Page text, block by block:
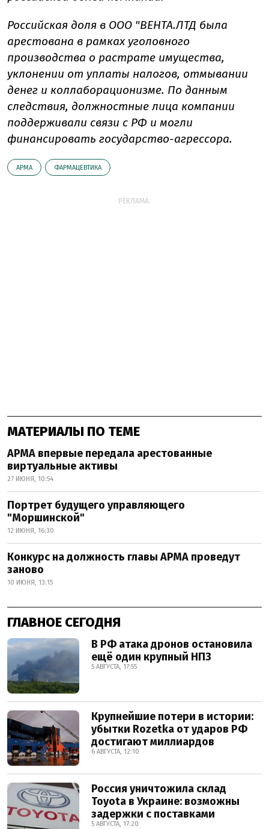
Российская доля в ООО "ВЕНТА.ЛТД была
арестована в рамках уголовного
производства о растрате имущества,
уклонении от уплаты налогов, отмывании
денег и коллаборационизме. По данным
следствия, должностные лица компании
поддерживали связи с РФ и могли
финансировать государство-агрессора.
АРМА ФАРМАЦЕВТИКА
РЕКЛАМА:
МАТЕРИАЛЫ ПО ТЕМЕ
АРМА впервые передала арестованные
виртуальные активы
27 ИЮНЯ, 10:54
Портрет будущего управляющего
"Моршинской"
12 ИЮНЯ, 16:30
Конкурс на должность главы АРМА проведут
заново
10 ИЮНЯ, 13:15
ГЛАВНОЕ СЕГОДНЯ
В РФ атака дронов остановила
ещё один крупный НПЗ
5 АВГУСТА, 17:55
Крупнейшие потери в истории:
убытки Rozetka от ударов РФ
достигают миллиардов
6 АВГУСТА, 12:10
Россия уничтожила склад
Toyota в Украине: возможны
задержки с поставками
5 АВГУСТА, 17:20